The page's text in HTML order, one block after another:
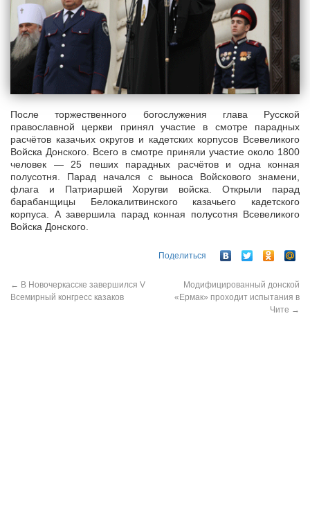
После торжественного богослужения глава Русской
православной церкви принял участие в смотре парадных
расчётов казачьих округов и кадетских корпусов Всевеликого
Войска Донского. Всего в смотре приняли участие около 1800
человек — 25 пеших парадных расчётов и одна конная
полусотня. Парад начался с выноса Войскового знамени,
флага и Патриаршей Хоругви войска. Открыли парад
барабанщицы Белокалитвинского казачьего кадетского
корпуса. А завершила парад конная полусотня Всевеликого
Войска Донского.
Поделиться
← В Новочеркасске завершился V
Всемирный конгресс казаков
Модифицированный донской
«Ермак» проходит испытания в
Чите →